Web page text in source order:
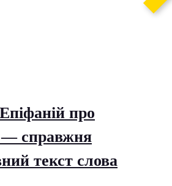
про
— справжня
текст слова